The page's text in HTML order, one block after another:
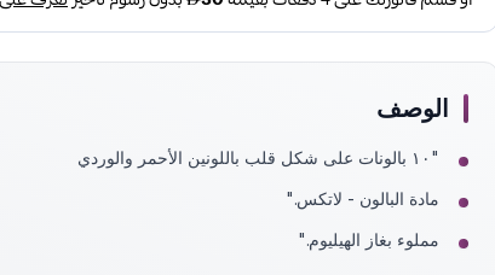
الوصف
"١٠ بالونات على شكل قلب باللونين الأحمر والوردي
مادة البالون - لاتكس."
مملوء بغاز الهيليوم."